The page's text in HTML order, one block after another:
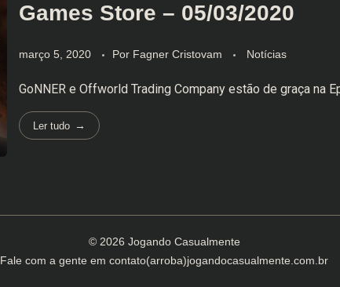
Games Store – 05/03/2020
março 5, 2020 Por Fagner Cristovam Notícias
GoNNER e Offworld Trading Company estão de graça na
Ler tudo
© 2026 Jogando Casualmente
Fale com a gente em contato(arroba)jogandocasualmente.com.br